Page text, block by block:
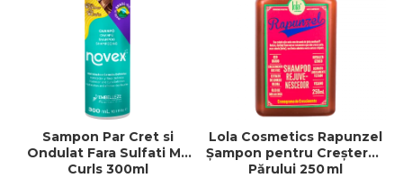
Sampon Par Cret si
Ondulat Fara Sulfati My
Curls 300ml
Lola Cosmetics Rapunzel
Șampon pentru Creșterea
Părului 250 ml